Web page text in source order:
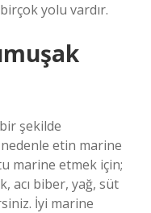
yolu vardır.
şekilde
etin marine
marine etmek için;
acı biber, yağ, süt
İyi marine